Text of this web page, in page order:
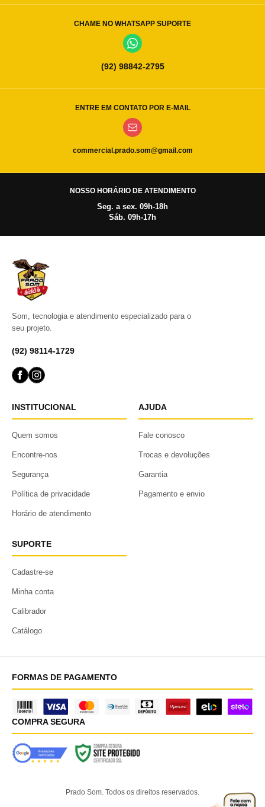
CHAME NO WHATSAPP SUPORTE
(92) 98842-2795
ENTRE EM CONTATO POR E-MAIL
commercial.prado.som@gmail.com
NOSSO HORÁRIO DE ATENDIMENTO
Seg. a sex. 09h-18h
Sáb. 09h-17h
Som, tecnologia e atendimento especializado para o
seu projeto.
(92) 98114-1729
INSTITUCIONAL
Quem somos
Encontre-nos
Segurança
Política de privacidade
Horário de atendimento
AJUDA
Fale conosco
Trocas e devoluções
Garantia
Pagamento e envio
SUPORTE
Cadastre-se
Minha conta
Calibrador
Catálogo
FORMAS DE PAGAMENTO
COMPRA SEGURA
Prado Som. Todos os direitos reservados.